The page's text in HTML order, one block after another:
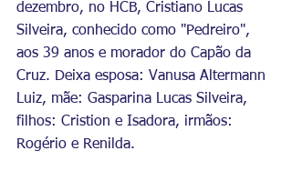
dezembro, no HCB, Cristiano Lucas
Silveira, conhecido como "Pedreiro",
aos 39 anos e morador do Capão da
Cruz. Deixa esposa: Vanusa Altermann
Luiz, mãe: Gasparina Lucas Silveira,
filhos: Cristion e Isadora, irmãos:
Rogério e Renilda.